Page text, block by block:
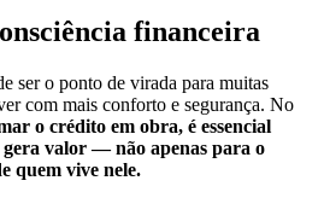
financeira
ser o ponto de virada para muitas
com mais conforto e segurança. No
o crédito em obra, é essencial
gera valor — não apenas para o
quem vive nele.